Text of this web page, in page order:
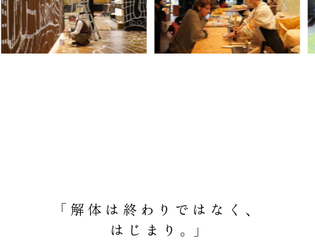
「解体は終わりではなく、
はじまり。」